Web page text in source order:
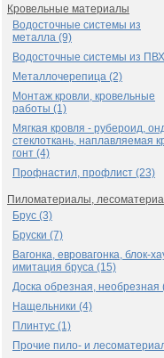
Кровельные материалы
Водосточные системы из
металла (9)
Водосточные системы из
Металлочерепица (2)
Монтаж кровли, кровельные
работы (1)
Мягкая кровля - рубероид,
стеклоткань, наплавляемая
гонт (4)
Профнастил, профлист (23)
Пиломатериалы,
Брус (3)
Бруски (7)
Вагонка, евровагонка, блок-
имитация бруса (15)
Доска обрезная, необрезная
Нащельники (4)
Плинтус (1)
Прочие пило- и